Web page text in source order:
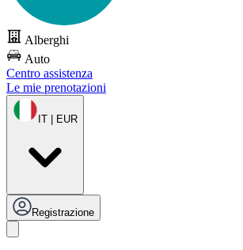
Alberghi
Auto
Centro assistenza
Le mie prenotazioni
IT | EUR
Registrazione